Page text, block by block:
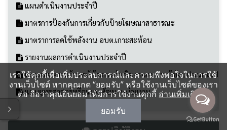
รายงานผลการดำเนินงานประจำปี
แผนและความก้าวหน้าในการดำเนินงานและการใช้งบประมาณปร
แผนยุทธศาสตร์หรือแผนพัฒนาหน่วยงาน
การปฏิบัติงาน
เราใช้คุกกี้เพื่อเพิ่มประสบการณ์และความพึงพอใจในการใช้
งานเว็บไซต์ หากคุณกด “ยอมรับ” หรือใช้งานเว็บไซต์ของเรา
ต่อ ถือว่าคุณยินยอมให้มีการใช้งานคุกกี้ อ่านเพิ่มเติม
ยอมรับ